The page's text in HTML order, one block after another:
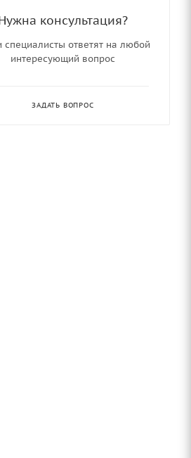
консультация?
ответят на любой
интересующий вопрос
ЗАДАТЬ ВОПРОС